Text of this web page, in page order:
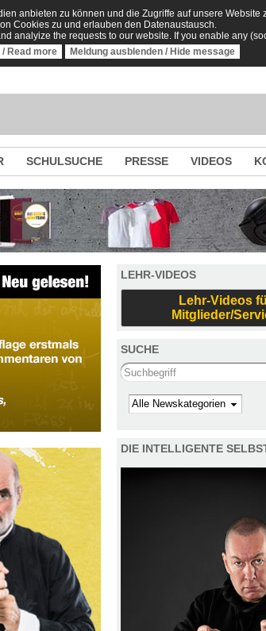
anbieten zu können und die Zugriffe auf unsere
Cookies zu und erlauben den Datenaustausch.
analyize the requests to our website. If you enable any
Read more
Meldung ausblenden / Hide message
SCHULSUCHE PRESSE VIDEOS
LEHR-VIDEOS
Lehr-Videos
Mitglieder/
SUCHE
Search this site
Kategorie
DIE INTELLIGENTE